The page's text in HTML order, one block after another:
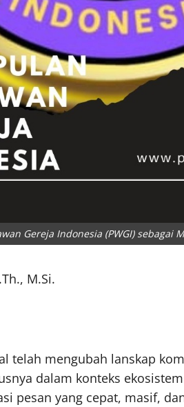
Gereja Indonesia (PWGI) sebagai
M.Si.
telah mengubah lanskap
dalam konteks
pesan yang cepat, masif,